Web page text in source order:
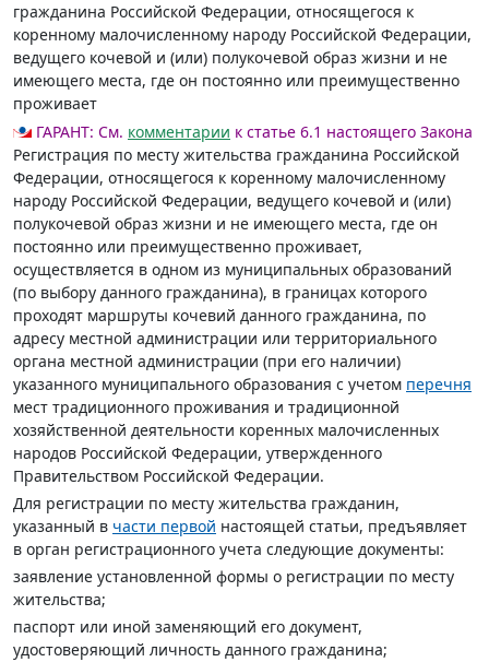
гражданина Российской Федерации, относящегося к
коренному малочисленному народу Российской Федерации,
ведущего кочевой и (или) полукочевой образ жизни и не
имеющего места, где он постоянно или преимущественно
проживает
ГАРАНТ: См. комментарии к статье 6.1 настоящего Закона
Регистрация по месту жительства гражданина Российской
Федерации, относящегося к коренному малочисленному
народу Российской Федерации, ведущего кочевой и (или)
полукочевой образ жизни и не имеющего места, где он
постоянно или преимущественно проживает,
осуществляется в одном из муниципальных образований
(по выбору данного гражданина), в границах которого
проходят маршруты кочевий данного гражданина, по
адресу местной администрации или территориального
органа местной администрации (при его наличии)
указанного муниципального образования с учетом перечня
мест традиционного проживания и традиционной
хозяйственной деятельности коренных малочисленных
народов Российской Федерации, утвержденного
Правительством Российской Федерации.
Для регистрации по месту жительства гражданин,
указанный в части первой настоящей статьи, предъявляет
в орган регистрационного учета следующие документы:
заявление установленной формы о регистрации по месту
жительства;
паспорт или иной заменяющий его документ,
удостоверяющий личность данного гражданина;